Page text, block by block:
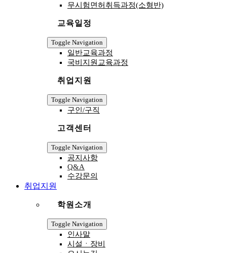
무시험면허취득과정(소형반)
교육일정
Toggle Navigation
일반교육과정
국비지원교육과정
취업지원
Toggle Navigation
구인/구직
고객센터
Toggle Navigation
공지사항
Q&A
수강문의
취업지원
학원소개
Toggle Navigation
인사말
시설ㆍ장비